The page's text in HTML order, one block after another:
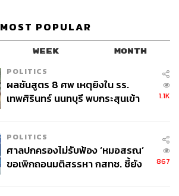
MOST POPULAR
WEEK MONTH
POLITICS
ผลชันสูตร 8 ศพ เหตุยิงใน รร.
เทพศิรินทร์ นนทบุรี พบกระสุนเข้า
1.1K
POLITICS
ศาลปกครองไม่รับฟ้อง ‘หมอสรณ’
ขอเพิกถอนมติสรรหา กสทช. ชี้ยัง
867